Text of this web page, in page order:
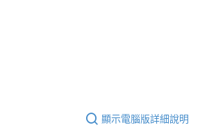
顯示電腦版詳細說明